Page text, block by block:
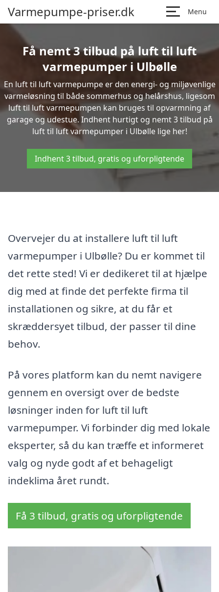
Varmepumpe-priser.dk Menu
Få nemt 3 tilbud på luft til luft
varmepumper i Ulbølle
En luft til luft varmepumpe er den energi- og miljøvenlige
varmeløsning til både sommerhus og helårshus, ligesom
luft til luft varmepumpen kan bruges til opvarmning af
garage og udestue. Indhent hurtigt og nemt 3 tilbud på
luft til luft varmepumper i Ulbølle lige her!
Indhent 3 tilbud, gratis og uforpligtende
Overvejer du at installere luft til luft
varmepumper i Ulbølle? Du er kommet til
det rette sted! Vi er dedikeret til at hjælpe
dig med at finde det perfekte firma til
installationen og sikre, at du får et
skræddersyet tilbud, der passer til dine
behov.
På vores platform kan du nemt navigere
gennem en oversigt over de bedste
løsninger inden for luft til luft
varmepumper. Vi forbinder dig med lokale
eksperter, så du kan træffe et informeret
valg og nyde godt af et behageligt
indeklima året rundt.
Få 3 tilbud, gratis og uforpligtende